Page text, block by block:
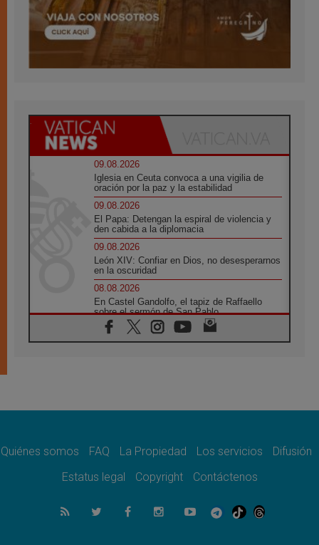
09.08.2026
Iglesia en Ceuta convoca a una vigilia de
oración por la paz y la estabilidad
09.08.2026
El Papa: Detengan la espiral de violencia y
den cabida a la diplomacia
09.08.2026
León XIV: Confiar en Dios, no desesperarnos
en la oscuridad
08.08.2026
En Castel Gandolfo, el tapiz de Raffaello
sobre el sermón de San Pablo
08.08.2026
En Colombia, «la paz no se compra con una
08.08.2026
08.08.2026
del Buen Consejo de Genazzano
Filipinas: el Vicariato Apostólico de Calapán
se convierte en diócesis
Quiénes somos FAQ La Propiedad Los servicios
Difusión
Estatus legal
Copyright Contáctenos